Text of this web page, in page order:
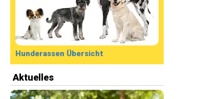
Hunderassen Übersicht
Aktuelles